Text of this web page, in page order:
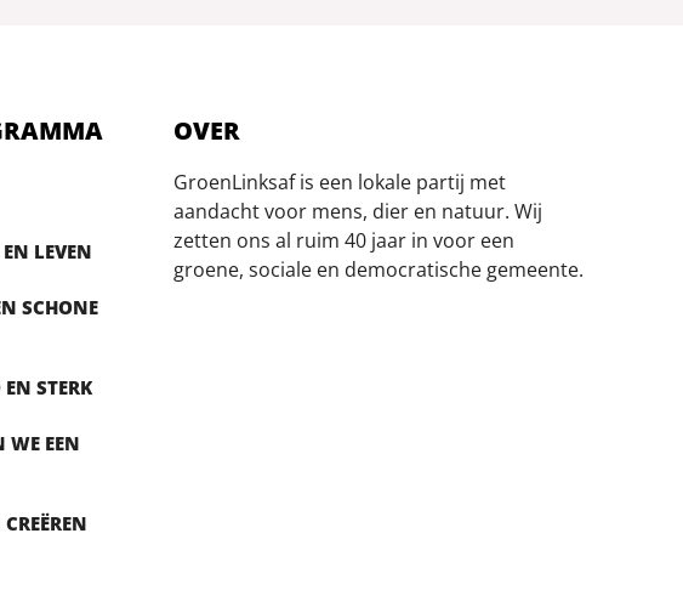
LEVEN
SCHONE
STERK
WE EEN
OVER
GroenLinksaf is een lokale partij met
aandacht voor mens, dier en natuur. Wij
zetten ons al ruim 40 jaar in voor een
groene, sociale en democratische gemeente.